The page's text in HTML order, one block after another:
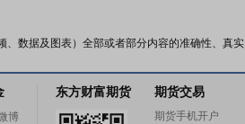
数据及图表）全部或者部分内容的准确性、真实
博
东方财富期货 期货交易
期货手机开户